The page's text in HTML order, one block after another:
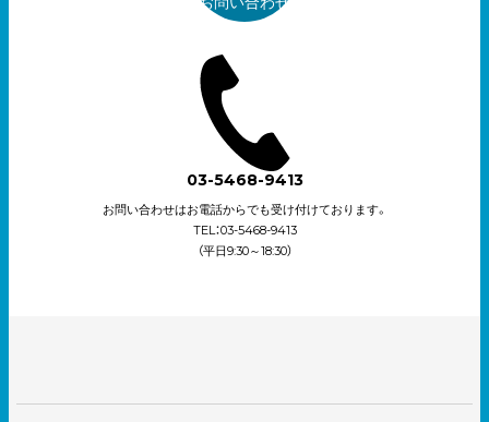
03-5468-9413
お問い合わせはお電話からでも受け付けております。
TEL：03-5468-9413
（平日9:30～18:30）